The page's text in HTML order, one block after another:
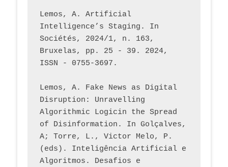
Lemos, A. Artificial
Intelligence’s Staging. In
Sociétés, 2024/1, n. 163,
Bruxelas, pp. 25 - 39. 2024,
ISSN - 0755-3697.
Lemos, A. Fake News as Digital
Disruption: Unravelling
Algorithmic Logicin the Spread
of Disinformation. In Golçalves,
A; Torre, L., Victor Melo, P.
(eds). Inteligência Artificial e
Algoritmos. Desafios e